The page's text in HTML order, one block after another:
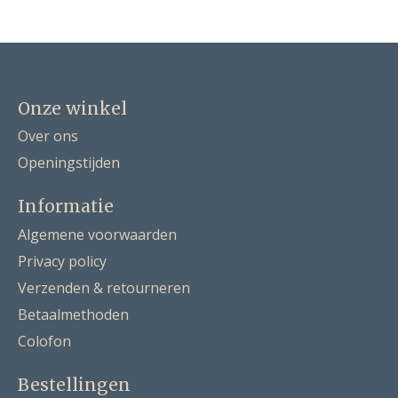
Onze winkel
Over ons
Openingstijden
Informatie
Algemene voorwaarden
Privacy policy
Verzenden & retourneren
Betaalmethoden
Colofon
Bestellingen